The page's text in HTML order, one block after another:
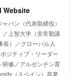
Website
パン（代表取締役）
／上智大学（非常勤講
長）／グローバル人
ジティブ・リーダー
研修／アルゼンチン育
（スペイン）卒業